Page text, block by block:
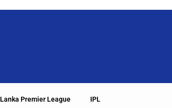
Lanka Premier League IPL